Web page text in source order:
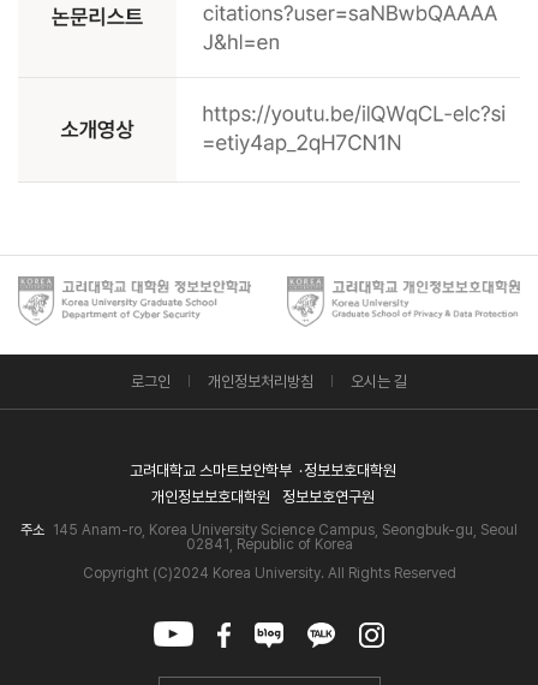
로그인 개인정보처리방침 오시는 길
고려대학교 스마트보안학부
정보보호대학원
개인정보보호대학원
정보보호연구원
주소 145 Anam-ro, Korea University Science Campus, Seongbuk-gu, Seoul
02841, Republic of Korea
Copyright (C)2024 Korea University. All Rights Reserved